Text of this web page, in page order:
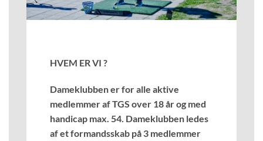
HVEM ER VI ?
Dameklubben er for alle aktive
medlemmer af TGS over 18 år og med
handicap max. 54. Dameklubben ledes
af et formandsskab på 3 medlemmer